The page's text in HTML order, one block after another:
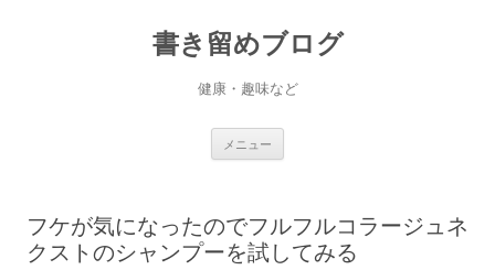
書き留めブログ
健康・趣味など
メニュー
ス
キ
ッ
フケが気になったのでフルフルコラージュネ
クストのシャンプーを試してみる